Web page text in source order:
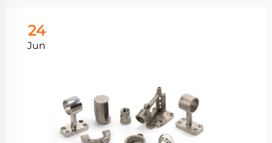
24
Jun